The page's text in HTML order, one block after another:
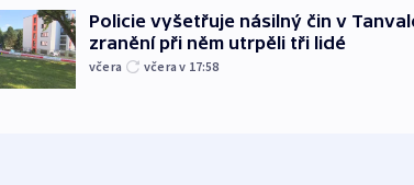
Policie vyšetřuje násilný čin v
zranění při něm utrpěli tři lidé
včera včera v 17:58